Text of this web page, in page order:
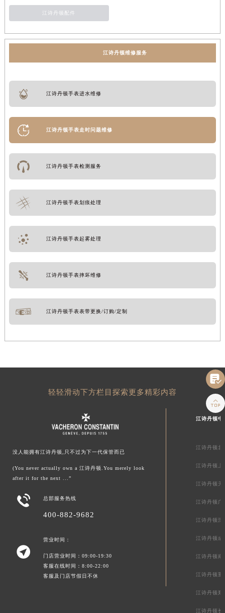
江诗丹顿配件
江诗丹顿维修服务
江诗丹顿手表进水维修
江诗丹顿手表走时问题维修
江诗丹顿手表检测服务
江诗丹顿手表划痕处理
江诗丹顿手表起雾处理
江诗丹顿手表摔坏维修
江诗丹顿手表表带更换/订购/定制
轻轻滑动下方栏目探索更多精彩内容
没人能拥有江诗丹顿,只不过为下一代保管而已
(You never actually own a 江诗丹顿.You merely look
after it for the next ...”
 总部服务热线
400-882-9682

营业时间：
门店营业时间：09:00-19:30
客服在线时间：8:00-22:00
客服及门店节假日不休
江诗丹顿中
江诗丹顿北
江诗丹顿上
江诗丹顿天
江诗丹顿广
江诗丹顿深
江诗丹顿成
江诗丹顿南
江诗丹顿重
江诗丹顿郑
江诗丹顿长

